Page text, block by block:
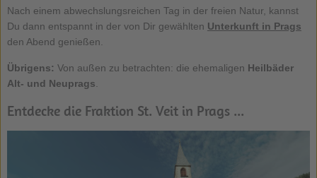
Nach einem abwechslungsreichen Tag in der freien Natur, kannst
Du dann entspannt in der von Dir gewählten Unterkunft in Prags
den Abend genießen.
Übrigens: Von außen zu betrachten: die ehemaligen Heilbäder
Alt- und Neuprags.
Entdecke die Fraktion St. Veit in Prags ...